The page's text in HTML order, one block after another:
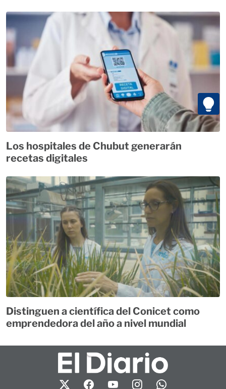
Los hospitales de Chubut generarán
recetas digitales
Distinguen a científica del Conicet como
emprendedora del año a nivel mundial